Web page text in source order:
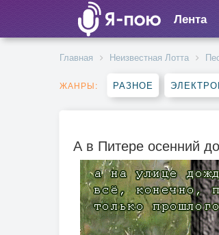
Лента
Главная Неизвестная Лотта
ЖАНРЫ: РАЗНОЕ
А в Питере осенний